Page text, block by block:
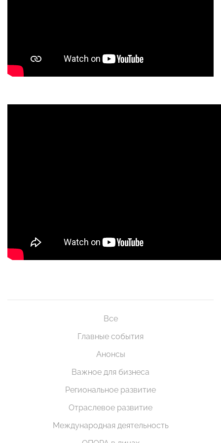
Все
Главные события
Анонсы
Важное для бизнеса
Региональное развитие
Отраслевое развитие
Международная деятельность